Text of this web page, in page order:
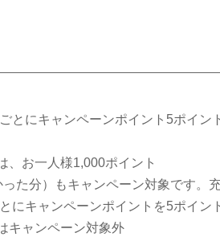
とにキャンペーンポイント5ポイン
お一人様1,000ポイント
た分）もキャンペーン対象です。充
にキャンペーンポイントを5ポイン
キャンペーン対象外